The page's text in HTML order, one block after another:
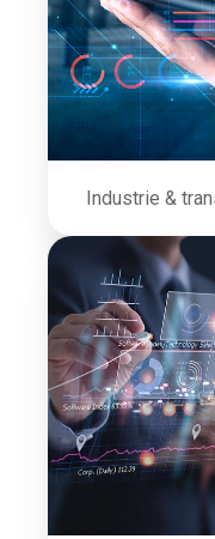
Industrie &